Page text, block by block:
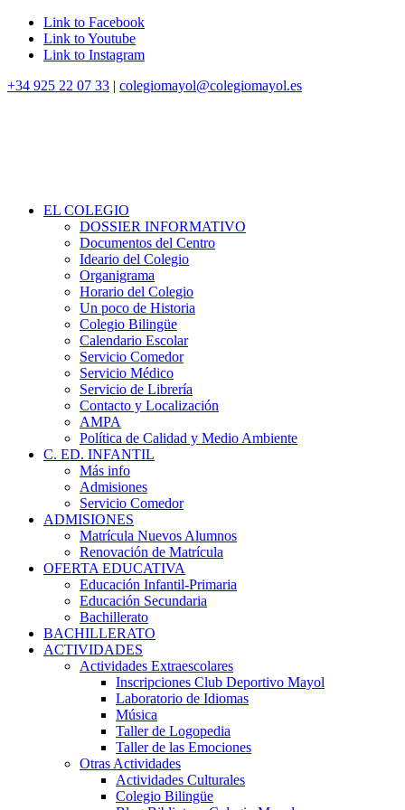
Link to Facebook
Link to Youtube
Link to Instagram
+34 925 22 07 33 | colegiomayol@colegiomayol.es
EL COLEGIO
DOSSIER INFORMATIVO
Documentos del Centro
Ideario del Colegio
Organigrama
Horario del Colegio
Un poco de Historia
Colegio Bilingüe
Calendario Escolar
Servicio Comedor
Servicio Médico
Servicio de Librería
Contacto y Localización
AMPA
Política de Calidad y Medio Ambiente
C. ED. INFANTIL
Más info
Admisiones
Servicio Comedor
ADMISIONES
Matrícula Nuevos Alumnos
Renovación de Matrícula
OFERTA EDUCATIVA
Educación Infantil-Primaria
Educación Secundaria
Bachillerato
BACHILLERATO
ACTIVIDADES
Actividades Extraescolares
Inscripciones Club Deportivo Mayol
Laboratorio de Idiomas
Música
Taller de Logopedia
Taller de las Emociones
Otras Actividades
Actividades Culturales
Colegio Bilingüe